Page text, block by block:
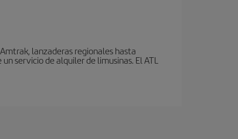
lanzaderas regionales hasta
servicio de alquiler de limusinas. El ATL